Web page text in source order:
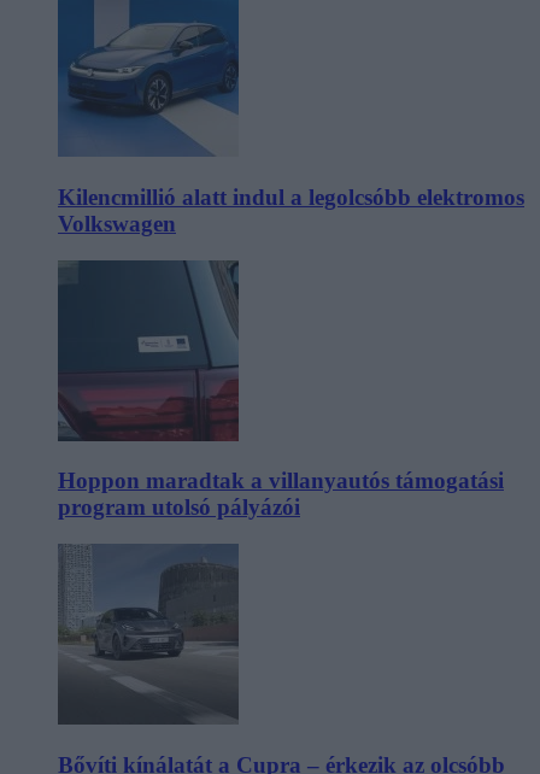
Kilencmillió alatt indul a legolcsóbb elektromos
Volkswagen
Hoppon maradtak a villanyautós támogatási
program utolsó pályázói
Bővíti kínálatát a Cupra – érkezik az olcsóbb